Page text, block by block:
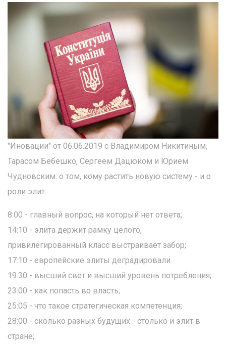
"Иновации" от 06.06.2019 с Владимиром Никитиным,
Тарасом Бебешко, Сергеем Дацюком и Юрием
Чудновским: о том, кому растить новую систему - и о
роли элит.
8:00 - главный вопрос, на который нет ответа;
14:10 - элита держит рамку целого,
привилегированный класс выстраивает забор;
17:10 - европейские элиты деградировали
19:30 - высший свет и высший уровень потребления;
23:00 - как попасть во власть;
25:05 - что такое стратегическая компетенция;
28:00 - сколько разных будущих - столько и элит в
стране;